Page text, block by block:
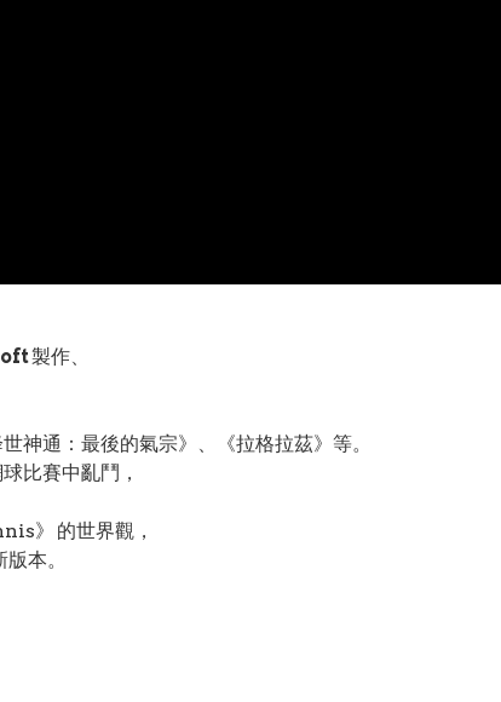
製作、
神通：最後的氣宗》、《拉格拉茲》等。
比賽中亂鬥，
》 的世界觀，
本。